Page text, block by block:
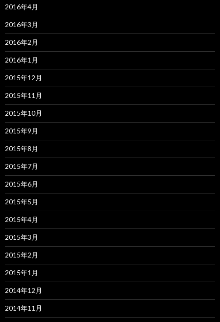
2016年4月
2016年3月
2016年2月
2016年1月
2015年12月
2015年11月
2015年10月
2015年9月
2015年8月
2015年7月
2015年6月
2015年5月
2015年4月
2015年3月
2015年2月
2015年1月
2014年12月
2014年11月